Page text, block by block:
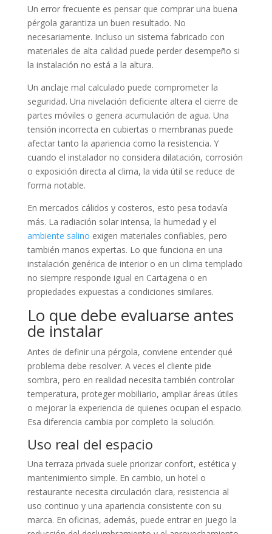
Un error frecuente es pensar que comprar una buena
pérgola garantiza un buen resultado. No
necesariamente. Incluso un sistema fabricado con
materiales de alta calidad puede perder desempeño si
la instalación no está a la altura.
Un anclaje mal calculado puede comprometer la
seguridad. Una nivelación deficiente altera el cierre de
partes móviles o genera acumulación de agua. Una
tensión incorrecta en cubiertas o membranas puede
afectar tanto la apariencia como la resistencia. Y
cuando el instalador no considera dilatación, corrosión
o exposición directa al clima, la vida útil se reduce de
forma notable.
En mercados cálidos y costeros, esto pesa todavía
más. La radiación solar intensa, la humedad y el
ambiente salino exigen materiales confiables, pero
también manos expertas. Lo que funciona en una
instalación genérica de interior o en un clima templado
no siempre responde igual en Cartagena o en
propiedades expuestas a condiciones similares.
Lo que debe evaluarse antes
de instalar
Antes de definir una pérgola, conviene entender qué
problema debe resolver. A veces el cliente pide
sombra, pero en realidad necesita también controlar
temperatura, proteger mobiliario, ampliar áreas útiles
o mejorar la experiencia de quienes ocupan el espacio.
Esa diferencia cambia por completo la solución.
Uso real del espacio
Una terraza privada suele priorizar confort, estética y
mantenimiento simple. En cambio, un hotel o
restaurante necesita circulación clara, resistencia al
uso continuo y una apariencia consistente con su
marca. En oficinas, además, puede entrar en juego la